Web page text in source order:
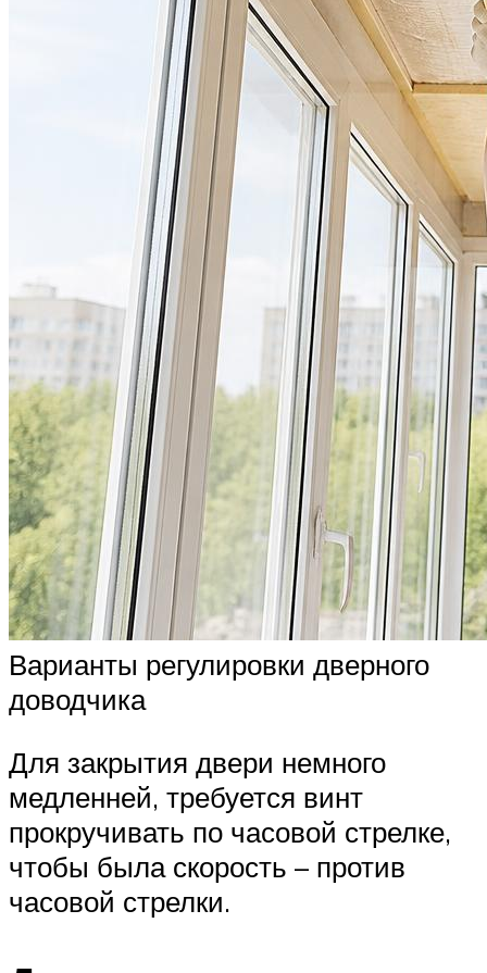
Варианты регулировки дверного
доводчика
Для закрытия двери немного
медленней, требуется винт
прокручивать по часовой стрелке,
чтобы была скорость – против
часовой стрелки.